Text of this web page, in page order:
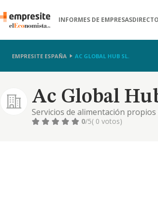
INFORMES DE EMPRESAS
EMPRESITE ESPAÑA AC GLOBAL HUB SL.
Ac Global
Servicios de alimentación
bares, restaurantes y similares.
0/5( 0 votos)